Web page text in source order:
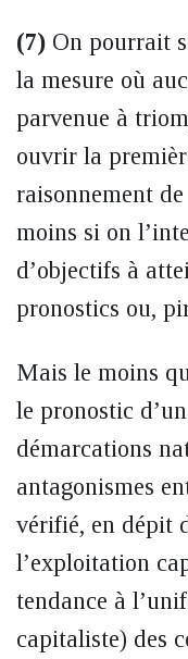
(7) On pourrait
la mesure où
parvenue à
ouvrir la
raisonnement
moins si on
d’objectifs à
pronostics ou,
Mais le moins
le pronostic
démarcations
antagonismes
vérifié, en dépit
l’exploitation
tendance à
capitaliste) des